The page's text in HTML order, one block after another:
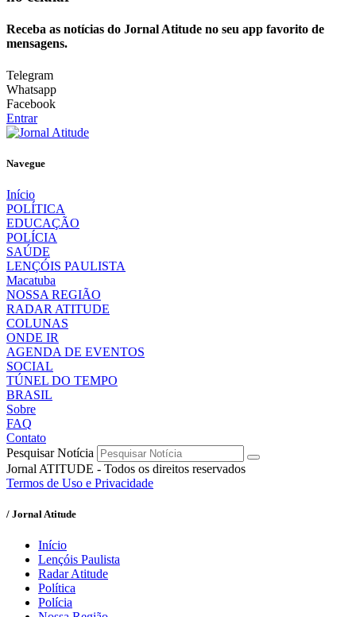
Receba as notícias do Jornal Atitude no seu app favorito de
mensagens.
Telegram
Whatsapp
Facebook
Entrar
Navegue
Início
POLÍTICA
EDUCAÇÃO
POLÍCIA
SAÚDE
LENÇÓIS PAULISTA
Macatuba
NOSSA REGIÃO
RADAR ATITUDE
COLUNAS
ONDE IR
AGENDA DE EVENTOS
SOCIAL
TÚNEL DO TEMPO
BRASIL
Sobre
FAQ
Contato
Pesquisar Notícia
Jornal ATITUDE - Todos os direitos reservados
Termos de Uso e Privacidade
/ Jornal Atitude
Início
Lençóis Paulista
Radar Atitude
Política
Polícia